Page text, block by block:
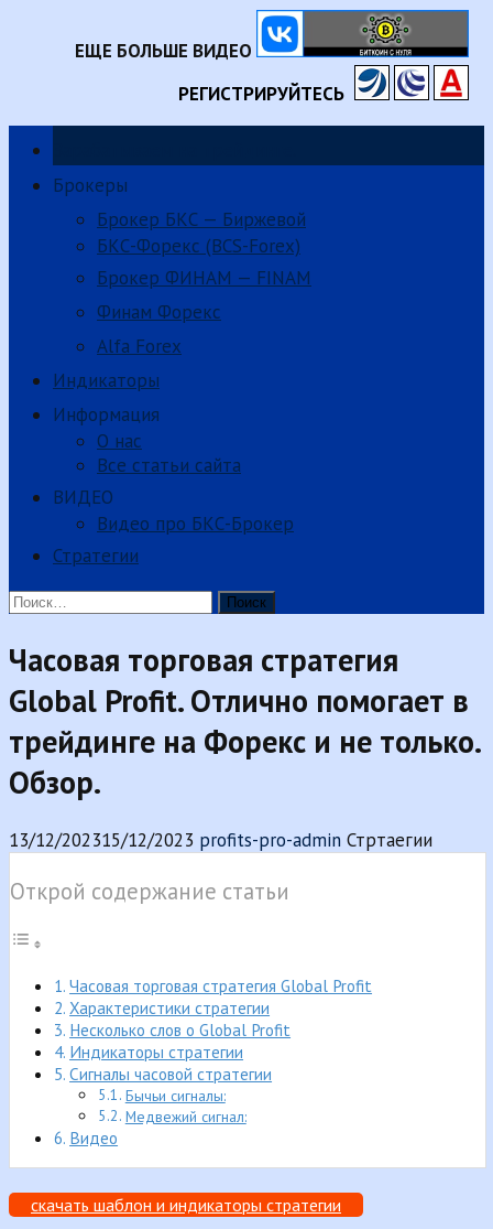
ЕЩЕ БОЛЬШЕ ВИДЕО
РЕГИСТРИРУЙТЕСЬ
Брокеры
Брокер БКС — Биржевой
БКС-Форекс (BCS-Forex)
Брокер ФИНАМ — FINAM
Финам Форекс
Alfa Forex
Индикаторы
Информация
О нас
Все статьи сайта
ВИДЕО
Видео про БКС-Брокер
Стратегии
Найти:
Часовая торговая стратегия
Global Profit. Отлично помогает в
трейдинге на Форекс и не только.
Обзор.
13/12/202315/12/2023 profits-pro-admin Стртаегии
Открой содержание статьи
Часовая торговая стратегия Global Profit
Характеристики стратегии
Несколько слов о Global Profit
Индикаторы стратегии
Сигналы часовой стратегии
Бычьи сигналы:
Медвежий сигнал:
Видео
скачать шаблон и индикаторы стратегии